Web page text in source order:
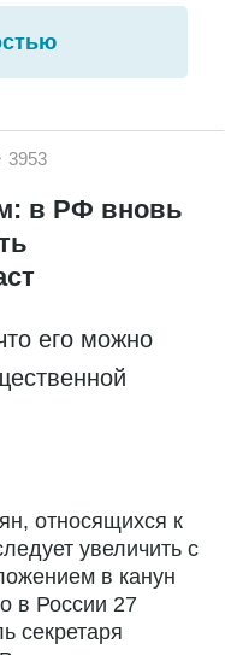
3953
в РФ вновь
его можно
относящихся к
увеличить с
в канун
в России 27
секретаря